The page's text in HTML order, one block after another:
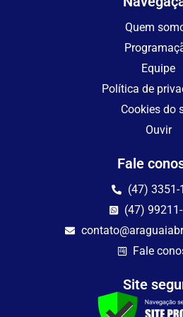
Quem
Equipe
Política de
Cookies do
Ouvir
Fale
(47) 3351-
(47)
Fale
Site